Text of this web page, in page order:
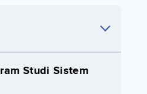
Studi Sistem